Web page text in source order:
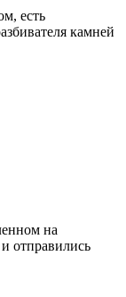
есть
камней
на
отправились